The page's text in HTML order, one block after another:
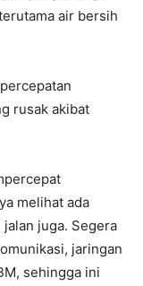
air bersih
rusak akibat
melihat ada
juga. Segera
jaringan
sehingga ini